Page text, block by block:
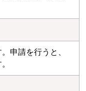
申請を行うと、